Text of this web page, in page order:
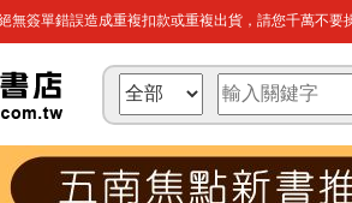
無簽單錯誤造成重複扣款或重複出貨，請您千萬不要